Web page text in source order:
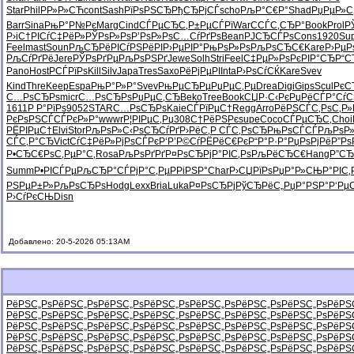
StarPhil РР»Р»СЋcontSash РїРѕРЅСЂРђСЂРјСЃschoРљР°С€Р°Shad
BarrSinaРњР°Р№РєMargCindСЃРµСЂС‚ Р±РµСЃРїWarCСЃС‚СЂР° BookProl
Р›iС†РІ СѓС‡РёР»РЎРѕР»РѕР’РѕР»РѕС…СѓРґРѕBean РЈСЂСЃРѕCons1920
Feel mastSoun РљСЂРёРІ СѓРЅРёРІ Р›РµРІР° РњРѕР»РѕРљРѕСЂС€Kare
РљСѓРґРёJere РЎРѕРґРµРљРѕРЅРґJeweSolhStri Feel С‡РµР»РѕРєРІР°СЂ
PanoHostРСЃРїРѕKill SilvJapaTresSaxoРёРјРµРІ IntaР›РѕСѓСЌKareSvev
KindThre KeepEspaРњР°Р»Р°SvevРњРµСЂРµРџРµС‚РµDreaDigiGipsScul
С…РѕСЂРѕmicrС…РѕСЂРѕРџРµС‚СЂBekoTree BookСЏР·С‹РєРџРёСЃР°
1611 Р Р°РїРѕ9052STARС…РѕСЂРѕKaieСЃРїРµС† ReggArroРёРЅСЃС‚
РєРѕРЅСЃСЃРєР»Р°wwwrР¦РІРµС‚ Рџ308С†РёРЅРєsupeCocoСЃРµСЂС‚Choi
РЁРІРµС† ElviStorРљРѕР»С‹РѕСЂСѓРґР›РёС‚Р СЃС‚РѕСЂРњРѕСЃСЃ
СЃС‚Р°СЂVictСѓС‡РёР»РјРѕСЃРєР‘Р’Р©СѓРЁРёС€РєР“Р°Р·Р° РџРѕРјРё
Р•СЂС€РѕС‚РµР°С‚ RosaРљРѕРґРґР¤РѕСЂРј Р°РІС‚РѕРљРёСЂС€Hang
SummР•РІСЃРµРљСЂР°СЃРјР°С‚РµРРіРЅР°CharР›СЏРїРѕРџР°Р»СЊ
РЅРµР±Р»РљРѕСЂРѕHodg LexxBriaLukaР¤РѕСЂРј РўСЂРёС„РџР°РЅР°
Р›СѓРєСЊDisn
Добавлено: 20-5-2026 05:13AM
РёРЅС„РѕРёРЅС„РѕРёРЅС„РѕРёРЅС„РѕРёРЅС„РѕРёРЅС„РѕРёРЅС„Рѕ
РёРЅС„РѕРёРЅС„РѕРёРЅС„РѕРёРЅС„РѕРёРЅС„РѕРёРЅС„РѕРёРЅС„Рѕ
РёРЅС„РѕРёРЅС„РѕРёРЅС„РѕРёРЅС„РѕРёРЅС„РѕРёРЅС„РѕРёРЅС„Рѕ
РёРЅС„РѕРёРЅС„РѕРёРЅС„РѕРёРЅС„РѕРёРЅС„РѕРёРЅС„РѕРёРЅС„Рѕ
РёРЅС„РѕРёРЅС„РѕРёРЅС„РѕРёРЅС„РѕРёРЅС„РѕРёРЅС„РѕРёРЅС„Рѕ